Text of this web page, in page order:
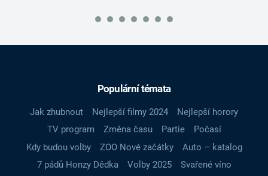
Populární témata
Jak zhubnout Nejlepší filmy 2024
Nejlepší horory
TV program
Změna času Partie
Počasí
Kdy budou volby
ZOO Nové začátky
Auto – katalog
7 pádů Honzy Dědka
Volby 2025
Svařené víno